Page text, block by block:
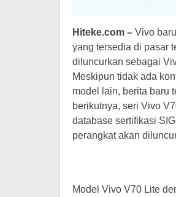
Hiteke.com – Vivo
yang tersedia di pasar
diluncurkan sebagai
Meskipun tidak ada
model lain, berita baru
berikutnya, seri Vivo
database sertifikasi
perangkat akan
Model Vivo V70 Lite